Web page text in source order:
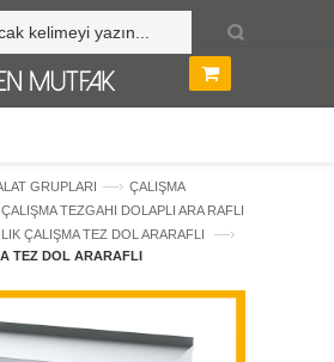
GRUPLARI —› ÇALIŞMA
ÇALIŞMA TEZGAHI DOLAPLI ARA RAFLI
ÇALIŞMA TEZ DOL ARARAFLI —›
TEZ DOL ARARAFLI